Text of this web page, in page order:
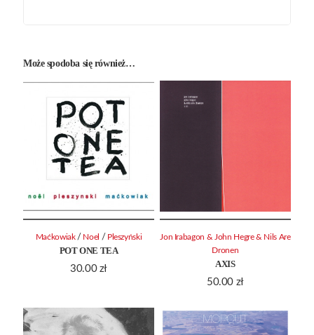
Może spodoba się również…
POT ONE TEA
30.00 zł
Maćkowiak / Noel / Pleszyński
AXIS
50.00 zł
Jon Irabagon & John Hegre & Nils Are
Dronen